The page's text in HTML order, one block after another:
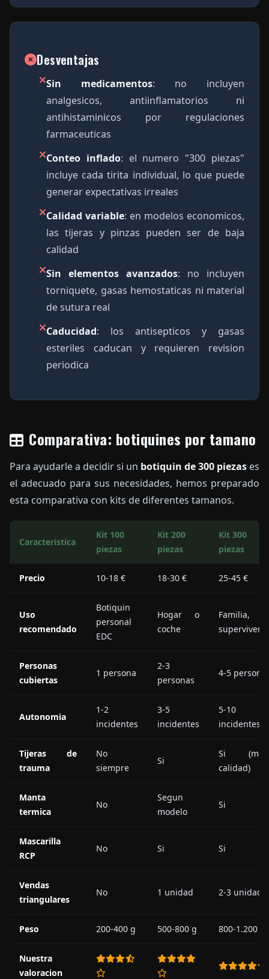
Desventajas
Sin medicamentos: no incluyen
analgesicos, antiinflamatorios ni
antihistaminicos por regulaciones
farmaceuticas
Conteo inflado: el numero "300 piezas"
incluye cada tirita individual, lo que puede
generar expectativas irreales
Calidad variable: en modelos economicos,
las tijeras y pinzas pueden ser de baja
calidad
Sin elementos avanzados: no incluyen
torniquete, gasas hemostaticas ni material
de sutura real
Caducidad: los antisepticos y gasas
esteriles caducan y requieren revision
periodica
Comparativa: botiquines por tamano
Para ayudarle a decidir si un botiquin de 300 piezas es
el adecuado para sus necesidades, hemos preparado
esta comparativa con kits de diferentes tamanos.
Caracteristica
Kit 100
piezas
Kit 200
piezas
Kit 300
piezas
Precio 10-18 € 18-30 € 25-45 €
Uso
recomendado
Botiquin
personal
EDC
Hogar o
coche
Familia,
Personas
cubiertas
1 persona
2-3
personas
4-5
Autonomia
1-2
incidentes
3-5
incidentes
5-10
incidentes
Tijeras de
trauma
No
siempre
Si
Si
calidad)
Manta
termica
No
Segun
modelo
Si
Mascarilla
RCP
No Si Si
Vendas
triangulares
No 1 unidad 2-3
Peso 200-400 g 500-800 g 800-1.200 g
Nuestra
valoracion